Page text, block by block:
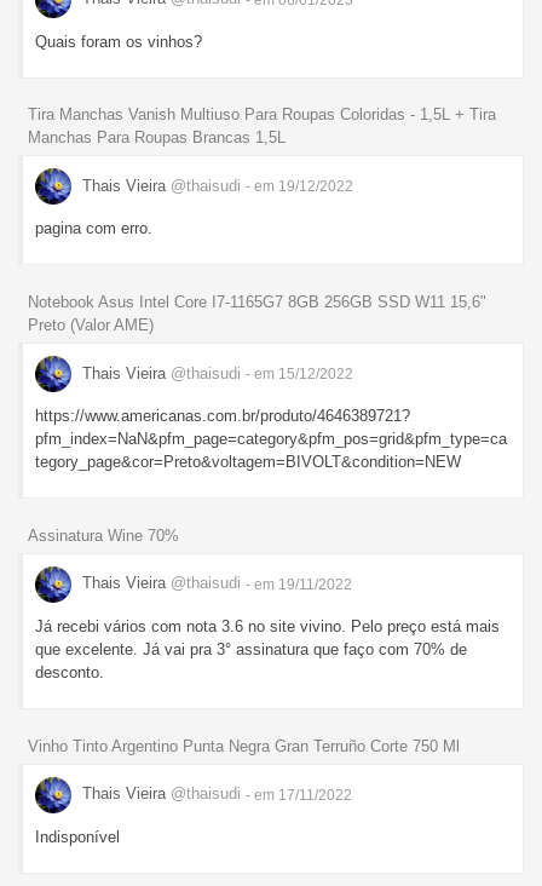
Quais foram os vinhos?
Tira Manchas Vanish Multiuso Para Roupas Coloridas - 1,5L + Tira
Manchas Para Roupas Brancas 1,5L
Thais Vieira @thaisudi - em 19/12/2022
pagina com erro.
Notebook Asus Intel Core I7-1165G7 8GB 256GB SSD W11 15,6"
Preto (Valor AME)
Thais Vieira @thaisudi - em 15/12/2022
https://www.americanas.com.br/produto/4646389721?
pfm_index=NaN&pfm_page=category&pfm_pos=grid&pfm_type=ca
tegory_page&cor=Preto&voltagem=BIVOLT&condition=NEW
Assinatura Wine 70%
Thais Vieira @thaisudi - em 19/11/2022
Já recebi vários com nota 3.6 no site vivino. Pelo preço está mais
que excelente. Já vai pra 3° assinatura que faço com 70% de
desconto.
Vinho Tinto Argentino Punta Negra Gran Terruño Corte 750 Ml
Thais Vieira @thaisudi - em 17/11/2022
Indisponível